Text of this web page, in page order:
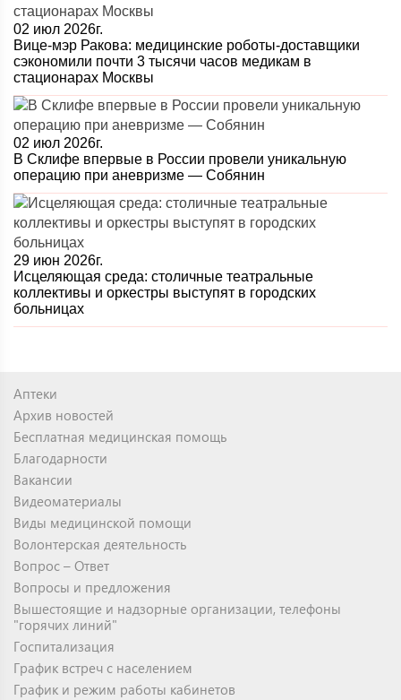
02 июл 2026г.
Вице-мэр Ракова: медицинские роботы-доставщики
сэкономили почти 3 тысячи часов медикам в
стационарах Москвы
02 июл 2026г.
В Склифе впервые в России провели уникальную
операцию при аневризме — Собянин
29 июн 2026г.
Исцеляющая среда: столичные театральные
коллективы и оркестры выступят в городских
больницах
Аптеки
Архив новостей
Бесплатная медицинская помощь
Благодарности
Вакансии
Видеоматериалы
Виды медицинской помощи
Волонтерская деятельность
Вопрос – Ответ
Вопросы и предложения
Вышестоящие и надзорные организации, телефоны
"горячих линий"
Госпитализация
График встреч с населением
График и режим работы кабинетов